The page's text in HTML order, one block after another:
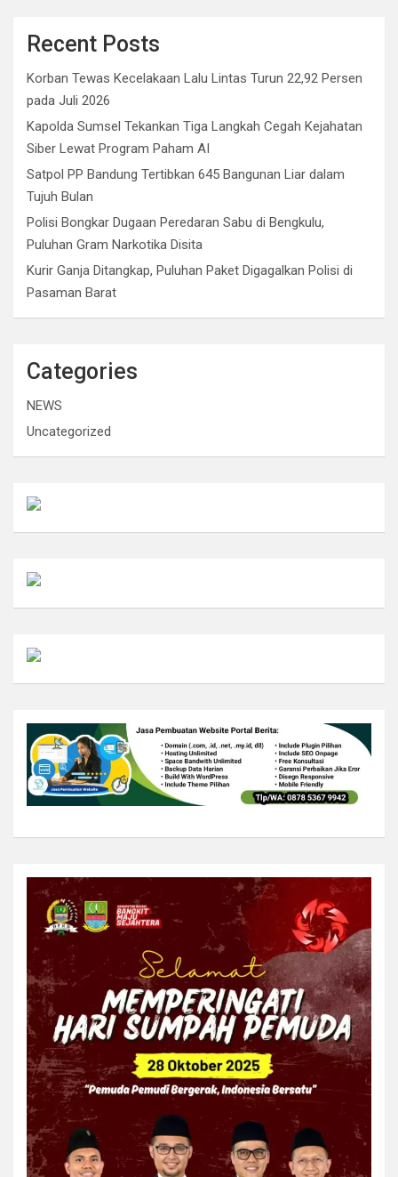
Recent Posts
Korban Tewas Kecelakaan Lalu Lintas Turun 22,92 Persen
pada Juli 2026
Kapolda Sumsel Tekankan Tiga Langkah Cegah Kejahatan
Siber Lewat Program Paham AI
Satpol PP Bandung Tertibkan 645 Bangunan Liar dalam
Tujuh Bulan
Polisi Bongkar Dugaan Peredaran Sabu di Bengkulu,
Puluhan Gram Narkotika Disita
Kurir Ganja Ditangkap, Puluhan Paket Digagalkan Polisi di
Pasaman Barat
Categories
NEWS
Uncategorized